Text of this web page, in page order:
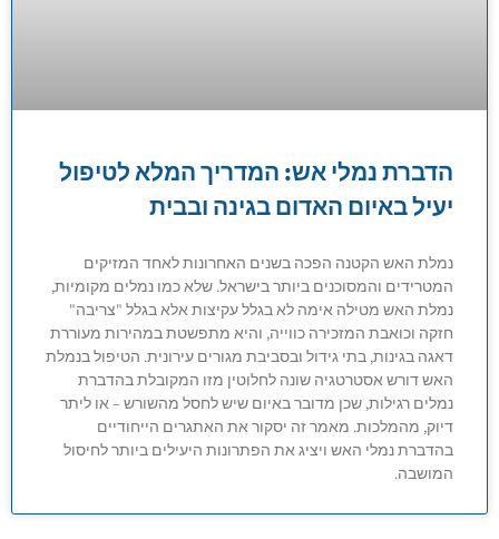
הדברת נמלי אש: המדריך המלא לטיפול
יעיל באיום האדום בגינה ובבית
נמלת האש הקטנה הפכה בשנים האחרונות לאחד המזיקים
המטרידים והמסוכנים ביותר בישראל. שלא כמו נמלים מקומיות,
נמלת האש מטילה אימה לא בגלל עקיצות אלא בגלל "צריבה"
חזקה וכואבת המזכירה כווייה, והיא מתפשטת במהירות מעוררת
דאגה בגינות, בתי גידול ובסביבת מגורים עירונית. הטיפול בנמלת
האש דורש אסטרטגיה שונה לחלוטין מזו המקובלת בהדברת
נמלים רגילות, שכן מדובר באיום שיש לחסל מהשורש – או ליתר
דיוק, מהמלכות. מאמר זה יסקור את האתגרים הייחודיים
בהדברת נמלי האש ויציג את הפתרונות היעילים ביותר לחיסול
המושבה.